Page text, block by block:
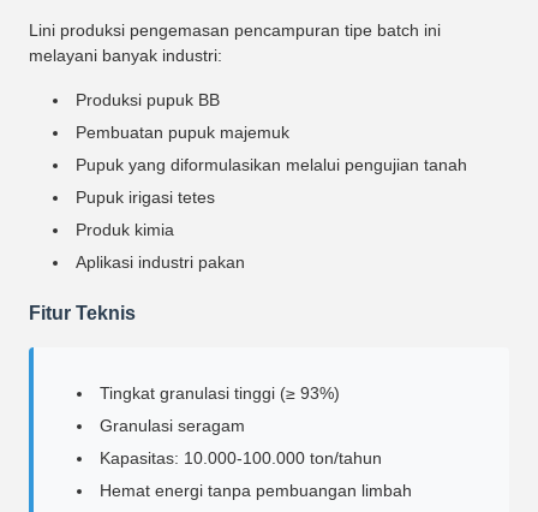
Lini produksi pengemasan pencampuran tipe batch ini
melayani banyak industri:
Produksi pupuk BB
Pembuatan pupuk majemuk
Pupuk yang diformulasikan melalui pengujian tanah
Pupuk irigasi tetes
Produk kimia
Aplikasi industri pakan
Fitur Teknis
Tingkat granulasi tinggi (≥ 93%)
Granulasi seragam
Kapasitas: 10.000-100.000 ton/tahun
Hemat energi tanpa pembuangan limbah